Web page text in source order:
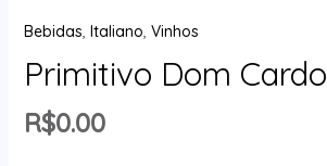
Bebidas, Italiano, Vinhos
Primitivo Dom Cardo
R$0.00